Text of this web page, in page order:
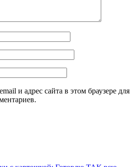
и адрес сайта в этом браузере для